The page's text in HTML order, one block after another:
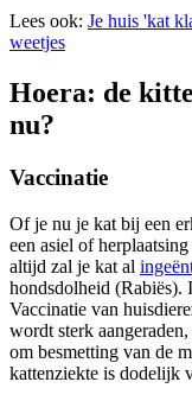
Lees ook: Je huis 'kat
weetjes
Hoera: de
nu?
Vaccinatie
Of je nu je kat bij een
een asiel of
altijd zal je kat al
hondsdolheid (Rabiës).
Vaccinatie van
wordt sterk
om besmetting van de
kattenziekte is dodelijk